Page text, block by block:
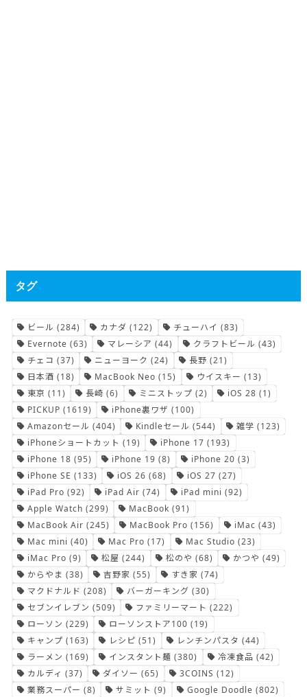
タグ
ビール (284) カナダ (122) チューハイ (83)
Evernote (63) マレーシア (44) クラフトビール (43)
チェコ (37) ニューヨーク (24) 長野 (21)
日本酒 (18) MacBook Neo (15) ウイスキー (13)
東京 (11) 長崎 (6) ミニストップ (2) iOS 28 (1)
PICKUP (1619) iPhone裏ワザ (100)
Amazonセール (404) Kindleセール (544) 雑学 (123)
iPhoneショートカット (19) iPhone 17 (193)
iPhone 18 (95) iPhone 19 (8) iPhone 20 (3)
iPhone SE (133) iOS 26 (68) iOS 27 (27)
iPad Pro (92) iPad Air (74) iPad mini (92)
Apple Watch (299) MacBook (91)
MacBook Air (245) MacBook Pro (156) iMac (43)
Mac mini (40) Mac Pro (17) Mac Studio (23)
iMac Pro (9) 松屋 (244) 松のや (68) かつや (49)
からやま (38) 吉野家 (55) すき家 (74)
マクドナルド (208) バーガーキング (30)
セブンイレブン (509) ファミリーマート (222)
ローソン (229) ローソンストア100 (19)
キャンプ (163) レシピ (51) レンチンパスタ (44)
ラーメン (169) インスタント麺 (380) 冷凍食品 (42)
カルディ (37) ダイソー (65) 3COINS (12)
業務スーパー (8) サミット (9) Google Doodle (802)